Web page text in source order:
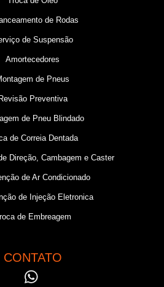
de Rodas
de Suspensão
Amortecedores
de Pneus
Revisão Preventiva
de Pneu Blindado
de Correia Dentada
Direção, Cambagem e Caster
de Ar Condicionado
de Injeção Eletronica
de Embreagem
CONTATO